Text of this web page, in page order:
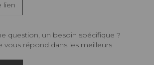
lien
question, un besoin spécifique ?
vous répond dans les meilleurs